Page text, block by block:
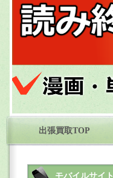
出張買取TOP
モバイルサイト